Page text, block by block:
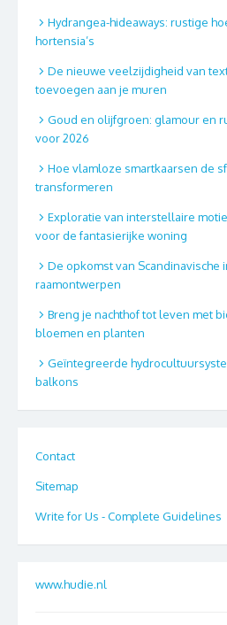
Hydrangea-hideaways: rustige
hortensia’s
De nieuwe veelzijdigheid van
toevoegen aan je muren
Goud en olijfgroen: glamour en
voor 2026
Hoe vlamloze smartkaarsen de
transformeren
Exploratie van interstellaire
voor de fantasierijke woning
De opkomst van Scandinavische
raamontwerpen
Breng je nachthof tot leven met
bloemen en planten
Geïntegreerde
balkons
Contact
Sitemap
Write for Us - Complete Guidelines
www.hudie.nl